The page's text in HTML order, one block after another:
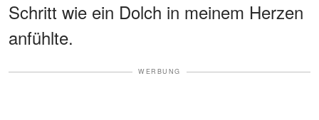
Schritt wie ein Dolch in meinem Herzen
anfühlte.
WERBUNG